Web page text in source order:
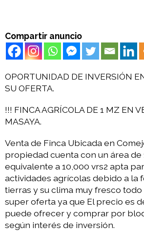
Compartir anuncio
OPORTUNIDAD DE INVERSIÓN
SU OFERTA.
!!! FINCA AGRÍCOLA DE 1 MZ EN
MASAYA.
Venta de Finca Ubicada en
propiedad cuenta con un área de
equivalente a 10,000 vrs2 apta
actividades agrícolas debido a la
tierras y su clima muy fresco todo
super oferta ya que El precio es
puede ofrecer y comprar por
según interés de inversión.